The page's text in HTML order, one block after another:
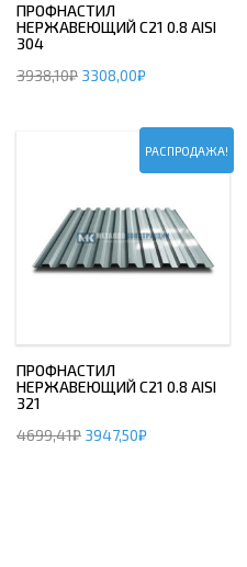
ПРОФНАСТИЛ
НЕРЖАВЕЮЩИЙ С21 0.8 AISI
304
3938,10₽ 3308,00₽
РАСПРОДАЖА!
ПРОФНАСТИЛ
НЕРЖАВЕЮЩИЙ С21 0.8 AISI
321
4699,41₽ 3947,50₽